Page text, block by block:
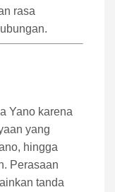
rasa
Yano karena
yang
hingga
Perasaan
tanda